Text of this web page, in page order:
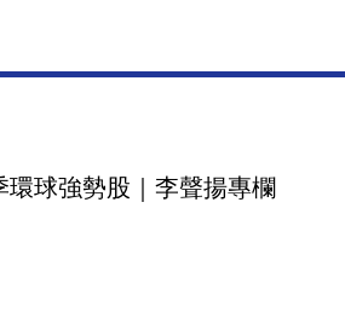
環球強勢股｜李聲揚專欄